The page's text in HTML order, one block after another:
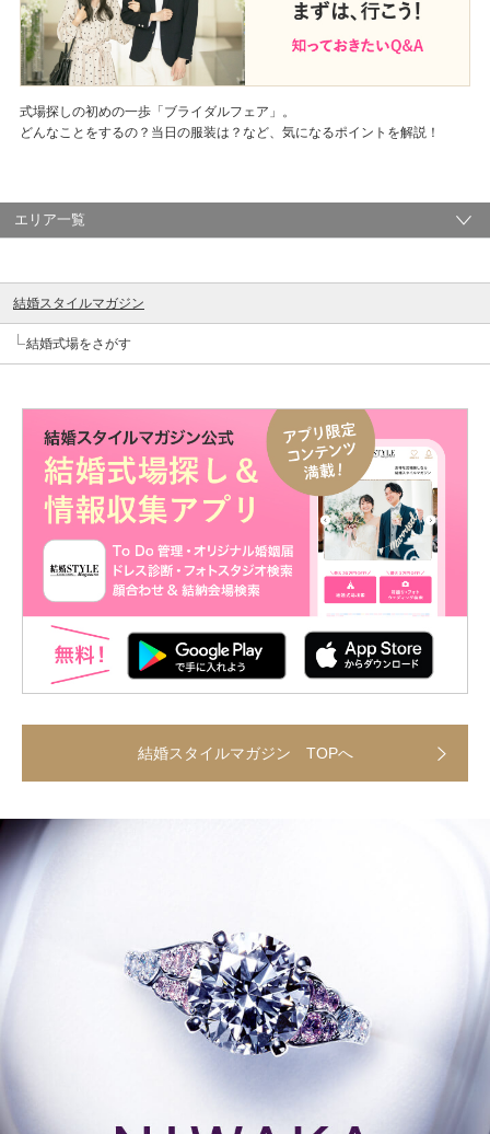
式場探しの初めの一歩「ブライダルフェア」。
どんなことをするの？当日の服装は？など、気になるポイントを解説！
エリア一覧
結婚スタイルマガジン
結婚式場をさがす
結婚スタイルマガジン TOPへ